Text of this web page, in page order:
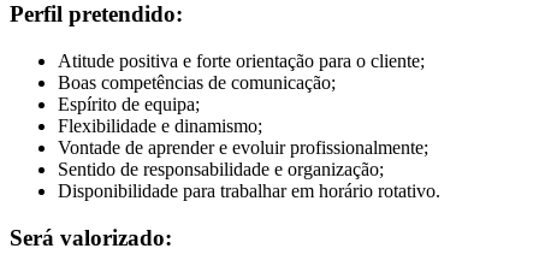
Perfil pretendido:
Atitude positiva e forte orientação para o cliente;
Boas competências de comunicação;
Espírito de equipa;
Flexibilidade e dinamismo;
Vontade de aprender e evoluir profissionalmente;
Sentido de responsabilidade e organização;
Disponibilidade para trabalhar em horário rotativo.
Será valorizado: